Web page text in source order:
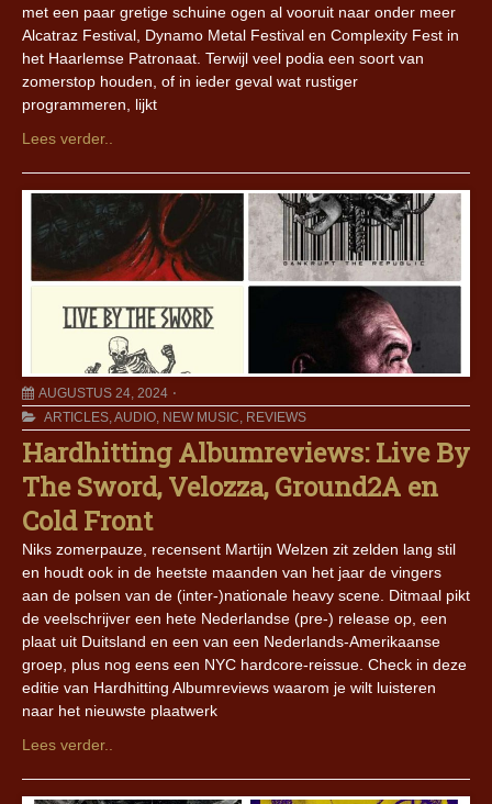
met een paar gretige schuine ogen al vooruit naar onder meer
Alcatraz Festival, Dynamo Metal Festival en Complexity Fest in
het Haarlemse Patronaat. Terwijl veel podia een soort van
zomerstop houden, of in ieder geval wat rustiger
programmeren, lijkt
Lees verder..
AUGUSTUS 24, 2024
ARTICLES,AUDIO, NEW MUSIC, REVIEWS
Hardhitting Albumreviews: Live By
The Sword, Velozza, Ground2A en
Cold Front
Niks zomerpauze, recensent Martijn Welzen zit zelden lang stil
en houdt ook in de heetste maanden van het jaar de vingers
aan de polsen van de (inter-)nationale heavy scene. Ditmaal pikt
de veelschrijver een hete Nederlandse (pre-) release op, een
plaat uit Duitsland en een van een Nederlands-Amerikaanse
groep, plus nog eens een NYC hardcore-reissue. Check in deze
editie van Hardhitting Albumreviews waarom je wilt luisteren
naar het nieuwste plaatwerk
Lees verder..